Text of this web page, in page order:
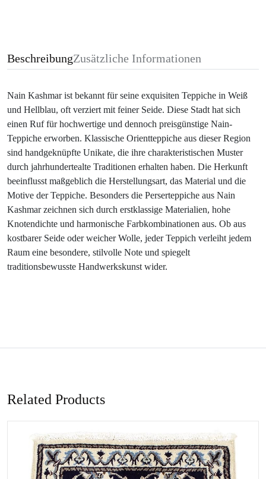
BeschreibungZusätzliche Informationen
Nain Kashmar ist bekannt für seine exquisiten Teppiche in Weiß
und Hellblau, oft verziert mit feiner Seide. Diese Stadt hat sich
einen Ruf für hochwertige und dennoch preisgünstige Nain-
Teppiche erworben. Klassische Orientteppiche aus dieser Region
sind handgeknüpfte Unikate, die ihre charakteristischen Muster
durch jahrhundertealte Traditionen erhalten haben. Die Herkunft
beeinflusst maßgeblich die Herstellungsart, das Material und die
Motive der Teppiche. Besonders die Perserteppiche aus Nain
Kashmar zeichnen sich durch erstklassige Materialien, hohe
Knotendichte und harmonische Farbkombinationen aus. Ob aus
kostbarer Seide oder weicher Wolle, jeder Teppich verleiht jedem
Raum eine besondere, stilvolle Note und spiegelt
traditionsbewusste Handwerkskunst wider.
Related Products